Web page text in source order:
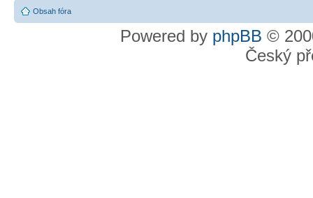
Obsah fóra
Powered by phpBB ©
Český